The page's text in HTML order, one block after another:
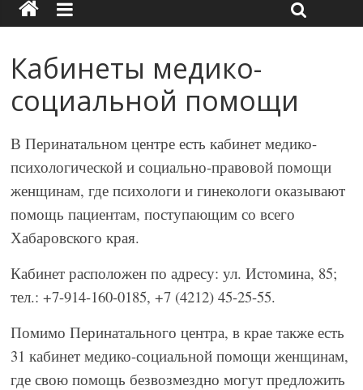
Кабинеты медико-
социальной помощи
В Перинатальном центре есть кабинет медико-
психологической и социально-правовой помощи
женщинам, где психологи и гинекологи оказывают
помощь пациентам, поступающим со всего
Хабаровского края.
Кабинет расположен по адресу: ул. Истомина, 85;
тел.: +7-914-160-0185, +7 (4212) 45-25-55.
Помимо Перинатального центра, в крае также есть
31 кабинет медико-социальной помощи женщинам,
где свою помощь безвозмездно могут предложить